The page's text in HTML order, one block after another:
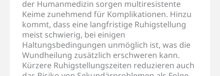
der Humanmedizin sorgen multiresistente
Keime zunehmend für Komplikationen. Hinzu
kommt, dass eine langfristige Ruhigstellung
meist schwierig, bei einigen
Haltungsbedingungen unmöglich ist, was die
Wundheilung zusätzlich erschweren kann.
Kürzere Ruhigstellungszeiten reduzieren auch